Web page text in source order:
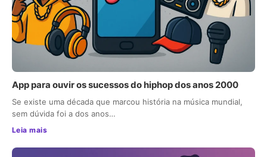
App para ouvir os sucessos do hiphop dos anos 2000
Se existe uma década que marcou história na música mundial,
sem dúvida foi a dos anos…
Leia mais